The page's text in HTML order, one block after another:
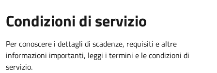
Condizioni di servizio
Per conoscere i dettagli di scadenze, requisiti e altre
informazioni importanti, leggi i termini e le condizioni di
servizio.